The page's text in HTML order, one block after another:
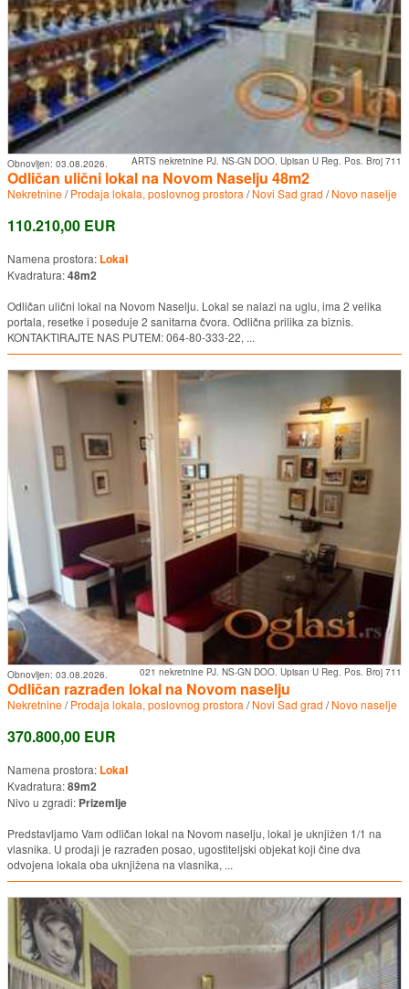
ARTS nekretnine PJ. NS-GN DOO. Upisan U Reg. Pos. Broj 711
Obnovljen: 03.08.2026.
Odličan ulični lokal na Novom Naselju 48m2
Nekretnine/Prodaja lokala, poslovnog prostora /Novi Sad grad /Novo naselje
110.210,00 EUR
Namena prostora: Lokal
Kvadratura:48m2
Odličan ulični lokal na Novom Naselju. Lokal se nalazi na uglu, ima 2 velika
portala, resetke i poseduje 2 sanitarna čvora. Odlična prilika za biznis.
KONTAKTIRAJTE NAS PUTEM: 064-80-333-22, ...
021 nekretnine PJ. NS-GN DOO. Upisan U Reg. Pos. Broj 711
Obnovljen: 03.08.2026.
Odličan razrađen lokal na Novom naselju
Nekretnine/Prodaja lokala, poslovnog prostora /Novi Sad grad /Novo naselje
370.800,00 EUR
Namena prostora: Lokal
Kvadratura:89m2
Nivo u zgradi: Prizemlje
Predstavljamo Vam odličan lokal na Novom naselju, lokal je uknjižen 1/1 na
vlasnika. U prodaji je razrađen posao, ugostiteljski objekat koji čine dva
odvojena lokala oba uknjižena na vlasnika, ...